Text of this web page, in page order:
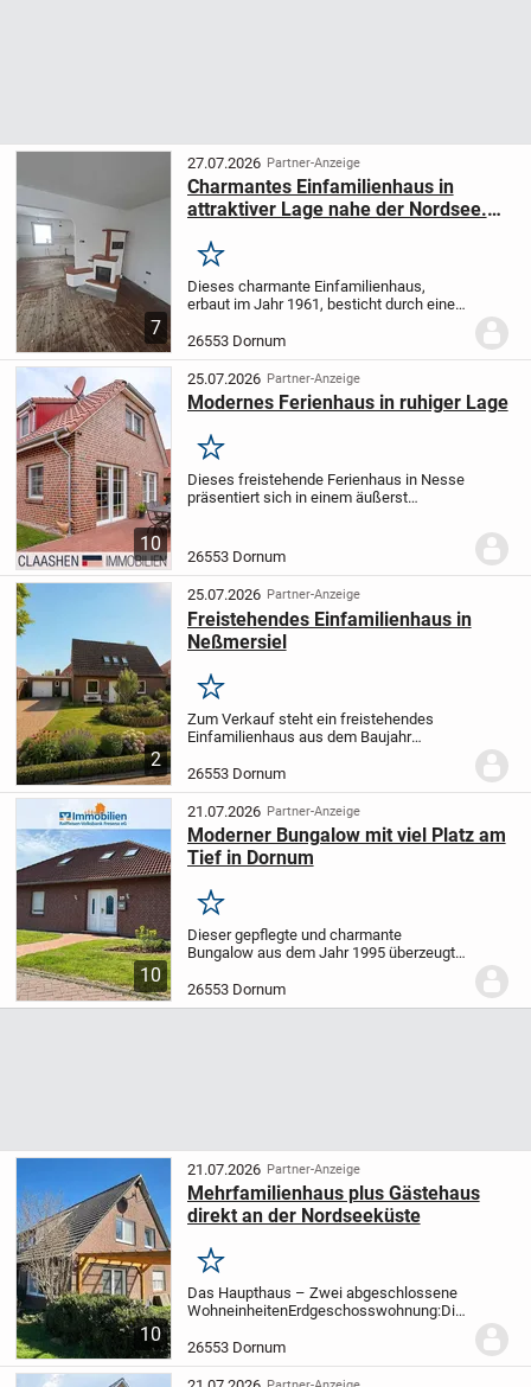
7
27.07.2026 Partner-Anzeige
Charmantes Einfamilienhaus in
attraktiver Lage nahe der Nordsee.
Merken
Dieses charmante Einfamilienhaus,
erbaut im Jahr 1961, besticht durch eine
100 m² Wohnfläche ein behagliches
Ambiente. Das großzügige
Eigentumsgrundstück von...
26553 Dornum
10
25.07.2026 Partner-Anzeige
Modernes Ferienhaus in ruhiger Lage
Merken
Dieses freistehende Ferienhaus in Nesse
präsentiert sich in einem äußerst
sowie eine durchdachte Raumaufteilung.
26553 Dornum
2
25.07.2026 Partner-Anzeige
Freistehendes Einfamilienhaus in
Neßmersiel
Merken
Zum Verkauf steht ein freistehendes
Einfamilienhaus aus dem Baujahr
auf einem 514 m² großen Grundstück. Die
Immobilie verfügt über insgesamt 8
Zimmer sowie 2...
26553 Dornum
10
21.07.2026 Partner-Anzeige
Moderner Bungalow mit viel Platz am
Tief in Dornum
Merken
Dieser gepflegte und charmante
Bungalow aus dem Jahr 1995 überzeugt
zweischaligem Mauerwerk sowie eine
kontinuierliche, liebevolle Instandhaltung.
26553 Dornum
10
21.07.2026 Partner-Anzeige
Mehrfamilienhaus plus Gästehaus
direkt an der Nordseeküste
Merken
Das Haupthaus – Zwei abgeschlossene
WohneinheitenErdgeschosswohnung:Die
eine durchdachte Raumaufteilung und ein
angenehmes Wohngefühl. Sie verfügt
über:ein...
26553 Dornum